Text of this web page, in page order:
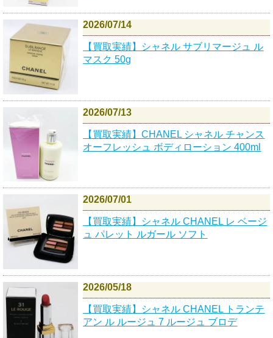
2026/07/14
【買取実績】シャネル サブリマージュ ル
マスク 50g
2026/07/13
【買取実績】CHANEL シャネル チャンス
オーフレッシュ ボディローション 400ml
2026/07/01
【買取実績】シャネル CHANEL レ ベージ
ュ パレット ルガール ソフト
2026/05/18
【買取実績】シャネル CHANEL トランテ
アン ル ルージュ 7 ルージュ ブロデ